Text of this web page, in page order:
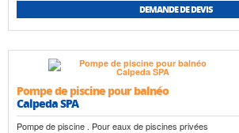
DEMANDE DE DEVIS
Pompe de piscine pour balnéo
Calpeda SPA
Pompe de piscine . Pour eaux de piscines privées